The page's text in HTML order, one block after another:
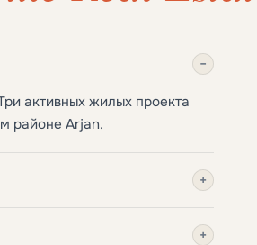
−
активных жилых проекта
районе Arjan.
+
+